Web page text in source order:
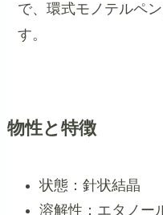
で、環式モノテルペ
す。
物性と特徴
状態：針状結晶
溶解性：エタノー